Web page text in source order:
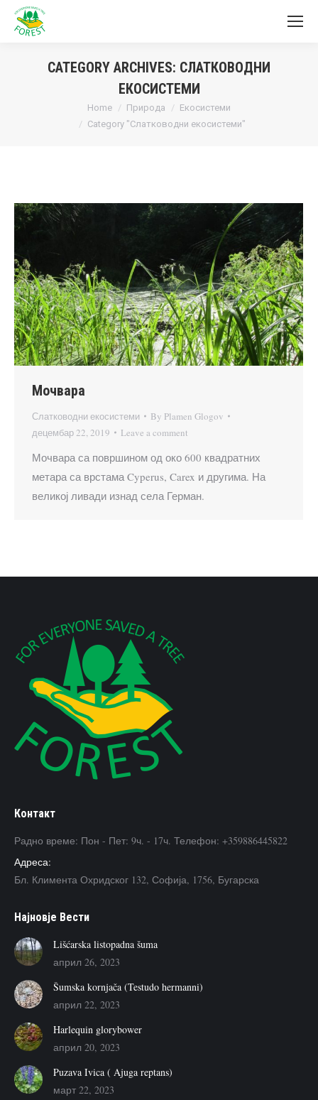
CATEGORY ARCHIVES: СЛАТКОВОДНИ
ЕКОСИСТЕМИ
Home Природа
Екосистеми
Category "Слатководни екосистеми"
Мочвара
Слатководни екосистеми By Plamen Glogov
децембар 22, 2019
Leave a comment
Мочвара са површином од око 600 квадратних
метара са врстама Cyperus, Carex и другима. На
великој ливади изнад села Герман.
Контакт
Радно време: Пон - Пет: 9ч. - 17ч. Телефон: +359886445822
Адреса:
Бл. Климента Охридског 132, Софија, 1756, Бугарска
Наjновje Вести
Lišćarska listopadna šuma
април 26, 2023
Šumska kornjača (Testudo hermanni)
април 22, 2023
Harlequin glorybower
април 20, 2023
Puzava Ivica ( Ajuga reptans)
март 22, 2023